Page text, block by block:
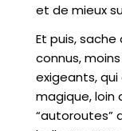
et de mieux
Et puis, sache
connus,
exigeants,
magique, loin
“autoroutes”